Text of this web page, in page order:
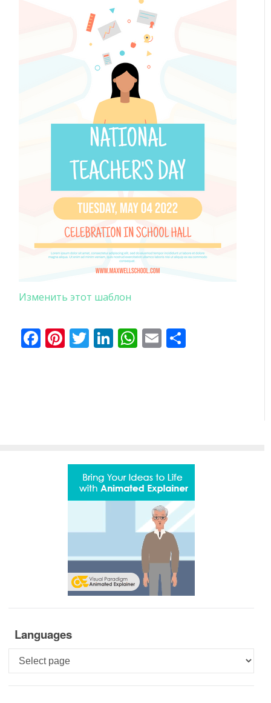
Изменить этот шаблон
Facebook
Pinterest
Twitter
LinkedIn
WhatsApp
Email
Languages
Languages